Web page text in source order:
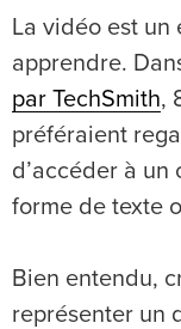
La vidéo est un
apprendre.
par TechSmith,
préféraient
d’accéder à un
forme de texte
Bien entendu,
représenter un